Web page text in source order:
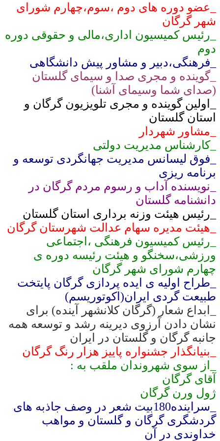
_عضو دوره های دوم ،سوم،چهارم شورای
شهر گرگان
_رئیس کمیسیون اداری،مالی و حقوقی دوره
دوم
_فرهنگی،دبیر و مشاور پیش دانشگاهی
_گوینده و مجری صدا و سیمای گلستان
(صدای شما وسیمای آشنا)
_اولین گوینده و مجری تلویزیون گرگان و
استان گلستان
_مشاور شهردار
_کارشناس مدیریت دولتی
_فوق لیسانس مدیریت جهانگردی توسعه و
برنامه ریزی
_نویسنده آداب و رسوم مردم گرگان در
دانشنامه گلستان
_رئیس هیئت وزنه برداری استان گلستان
_هیئت مدیره سهام عدالت شهرستان گرگان
_رئیس کمیسیون فرهنگی ،اجتماعی
ورزشی،سخنگو و هیئت رئیسه دوره ی
چهارم شورای شهر گرگان
_طراح اولیه ی ایده پردازی گرگان پایتخت
طبیعت گردی ایران(اکوتوریسم)
_ابداع شعار (گرگان کلانشهر آینده) برای
نشان دادن آرزوی دیرینه رشد و توسعه همه
جانبه گرگان و گلستان در ایران
_بنیانگذار جشنواره پاییز هزار رنگ گرگان
_از سوی شهروندان ملقب به :
آقای گرگان
ژول ورن گرگان
_سراینده180بیت شعر در وصف جاذبه های
گردشگری گرگان و گلستان و مواهب
خداوندی در آن